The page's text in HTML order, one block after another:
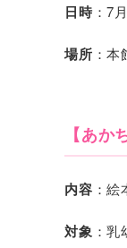
日時：7
場所 ：
【あか
内容 ：
対象 ：